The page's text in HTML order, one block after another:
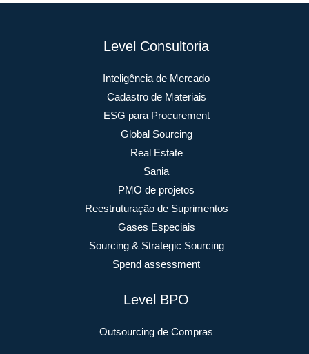
Level Consultoria
Inteligência de Mercado
Cadastro de Materiais
ESG para Procurement
Global Sourcing
Real Estate
Sania
PMO de projetos
Reestruturação de Suprimentos
Gases Especiais
Sourcing & Strategic Sourcing
Spend assessment
Level BPO
Outsourcing de Compras